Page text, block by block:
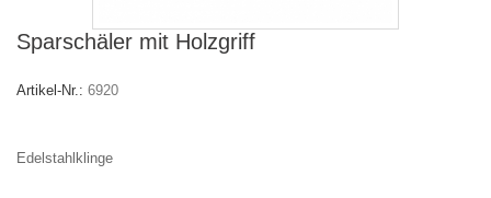
Sparschäler mit Holzgriff
Artikel-Nr.: 6920
Edelstahlklinge